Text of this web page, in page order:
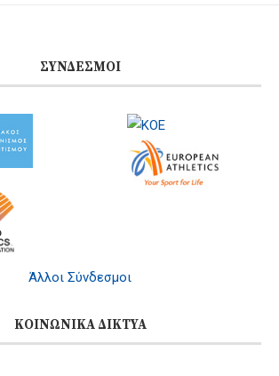
ΣΎΝΔΕΣΜΟΙ
Άλλοι Σύνδεσμοι
ΚΟΙΝΩΝΙΚΆ ΔΊΚΤΥΑ